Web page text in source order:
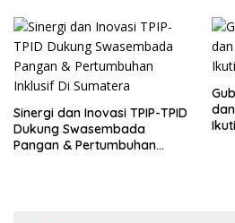
Sinergi dan Inovasi TPIP-TPID
Dukung Swasembada
Pangan & Pertumbuhan